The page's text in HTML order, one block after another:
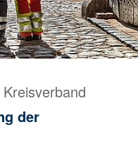
Kreisverband
der